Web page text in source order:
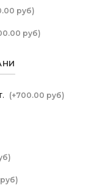
руб)
руб)
(+700.00 руб)
)
)